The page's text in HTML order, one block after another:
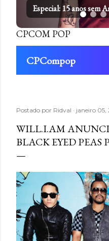
Especial: 15 anos sem
CPCOM POP
CPCompop
Postado por Ridval janeiro 05,
WILL.I.AM
BLACK EYED PEAS